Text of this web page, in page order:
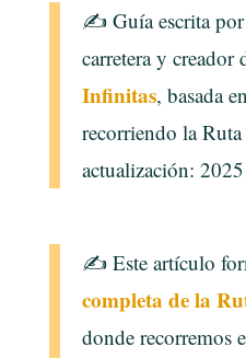
✍️ Guía escrita por
carretera y creador
Infinitas, basada
recorriendo la
actualización: 2025
✍️ Este artículo
completa de la
donde recorremos